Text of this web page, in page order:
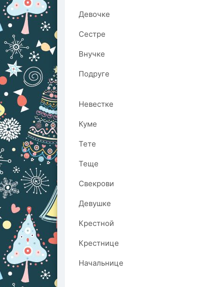
Девочке
Сестре
Внучке
Подруге
Невестке
Куме
Тете
Теще
Свекрови
Девушке
Крестной
Крестнице
Начальнице